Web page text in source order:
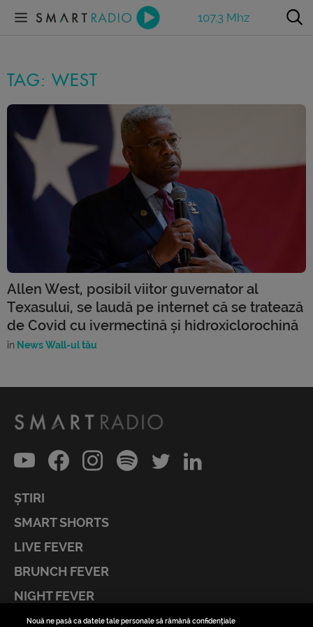
107.3 Mhz
TAG: WEST
Allen West, posibil viitor guvernator al
Texasului, se laudă pe internet că se tratează
de Covid cu ivermectină și hidroxiclorochină
în News Wall-ul tău
ȘTIRI
SMART SHORTS
LIVE FEVER
BRUNCH FEVER
NIGHT FEVER
LIVE FEVER CONCERT
Nouă ne pasă ca datele tale personale să rămână confidențiale